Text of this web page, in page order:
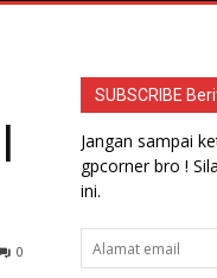
0
SUBSCRIBE
Jangan sampai
gpcorner bro !
ini.
Alamat
email